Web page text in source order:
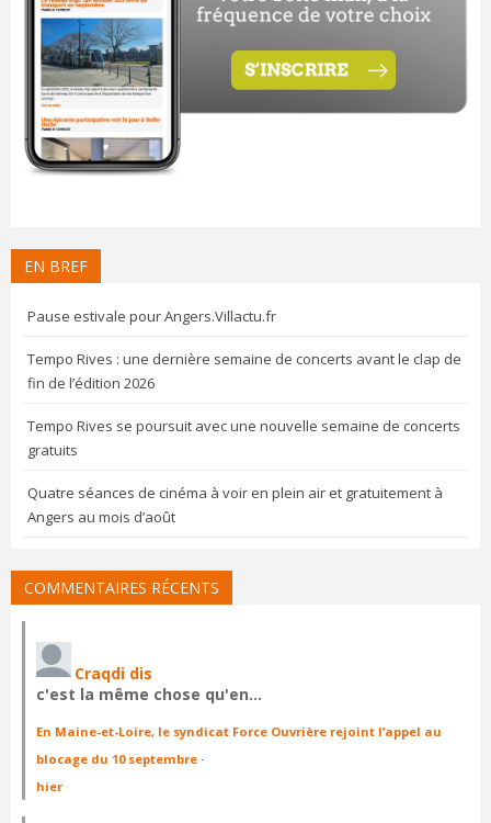
EN BREF
Pause estivale pour Angers.Villactu.fr
Tempo Rives : une dernière semaine de concerts avant le clap de
fin de l’édition 2026
Tempo Rives se poursuit avec une nouvelle semaine de concerts
gratuits
Quatre séances de cinéma à voir en plein air et gratuitement à
Angers au mois d’août
COMMENTAIRES RÉCENTS
Craqdi dis
c'est la même chose qu'en…
En Maine-et-Loire, le syndicat Force Ouvrière rejoint l’appel au
blocage du 10 septembre ·
hier